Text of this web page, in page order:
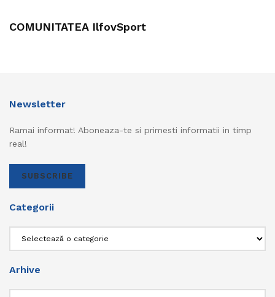
COMUNITATEA IlfovSport
Newsletter
Ramai informat! Aboneaza-te si primesti informatii in timp
real!
SUBSCRIBE
Categorii
Arhive